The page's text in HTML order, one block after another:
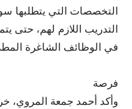
التخصصات التي يتطلبها
التدريب اللازم لهم، حتى
في الوظائف الشاغرة
فرصة
وأكد أحمد جمعة المروي،